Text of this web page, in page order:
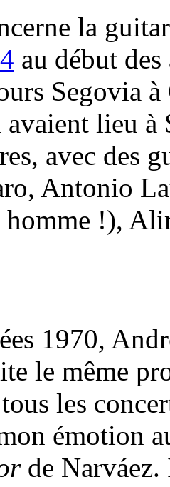
la
4 au début des
Segovia
avaient lieu
avec des
Antonio
homme !),
1970,
le même
tous les
émotion
de